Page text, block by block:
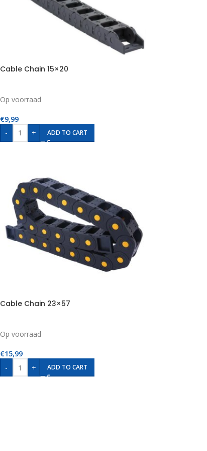
Cable Chain 15×20
Op voorraad
€9,99
-
+ ADD TO CART
Cable Chain 23×57
Op voorraad
€15,99
-
+ ADD TO CART